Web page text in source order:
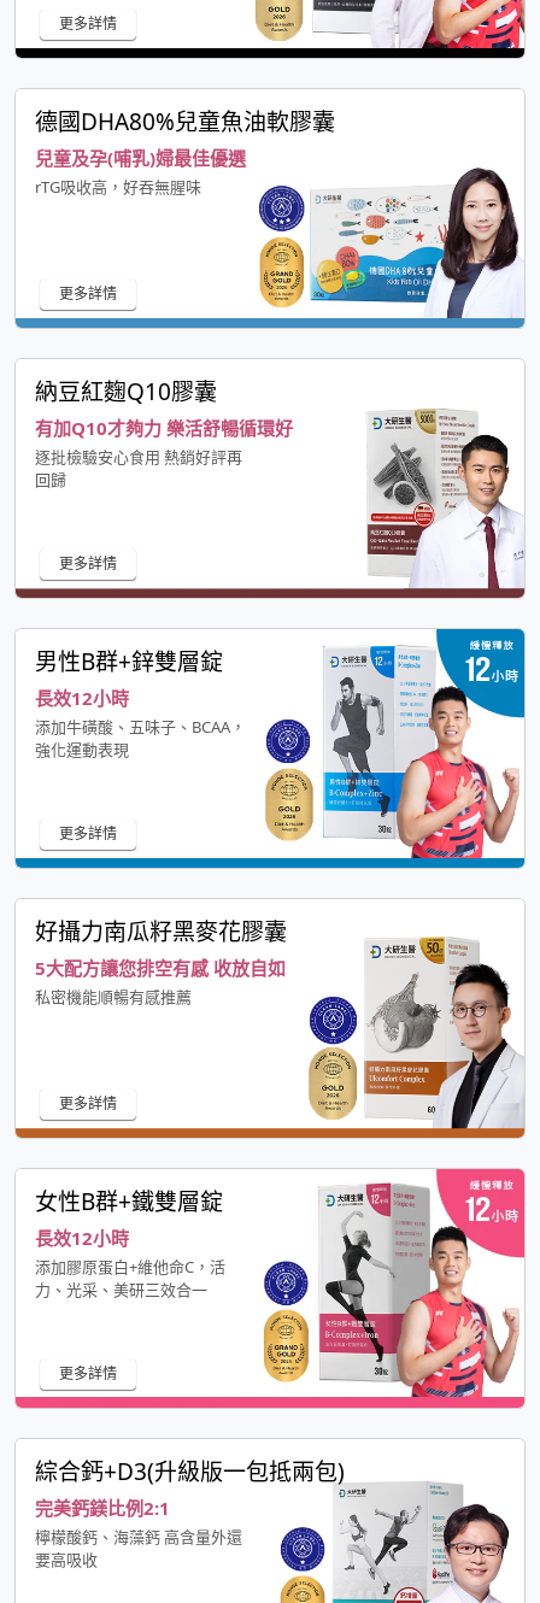
更多詳情
德國DHA80%兒童魚油軟膠囊
兒童及孕(哺乳)婦最佳優選
rTG吸收高，好吞無腥味
更多詳情
納豆紅麴Q10膠囊
有加Q10才夠力 樂活舒暢循環好
逐批檢驗安心食用 熱銷好評再
回歸
更多詳情
男性B群+鋅雙層錠
長效12小時
添加牛磺酸、五味子、BCAA，
強化運動表現
更多詳情
好攝力南瓜籽黑麥花膠囊
5大配方讓您排空有感 收放自如
私密機能順暢有感推薦
更多詳情
女性B群+鐵雙層錠
長效12小時
添加膠原蛋白+維他命C，活
力、光采、美研三效合一
更多詳情
綜合鈣+D3(升級版一包抵兩包)
完美鈣鎂比例2:1
檸檬酸鈣、海藻鈣 高含量外還
要高吸收